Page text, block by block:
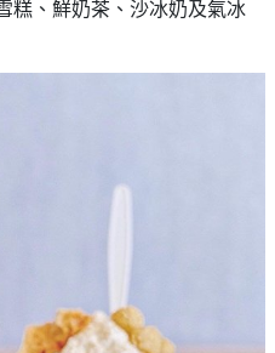
糕、鮮奶茶、沙冰奶及氣冰